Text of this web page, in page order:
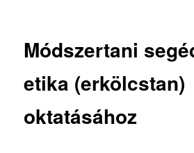
Módszertani
etika (erkölcstan)
oktatásához